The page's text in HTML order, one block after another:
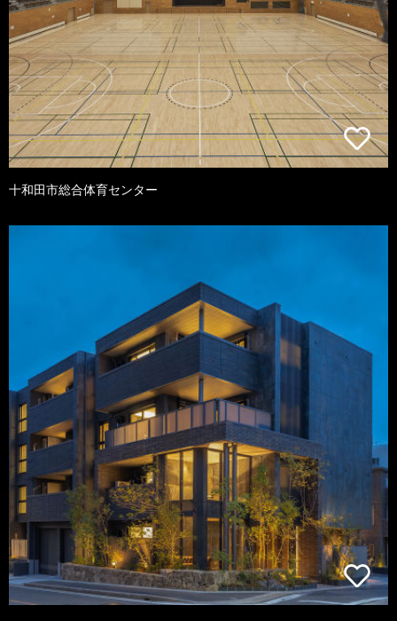
十和田市総合体育センター